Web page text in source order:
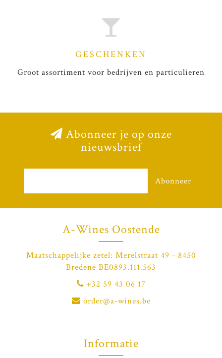
GESCHENKEN
Groot assortiment voor bedrijven en particulieren
Abonneer je op onze
nieuwsbrief
Abonneer
A-Wines Oostende
Maatschappelijke zetel: Merelstraat 49 - 8450
Bredene BE0893.111.563
+32 59 43 06 17
order@a-wines.be
Informatie